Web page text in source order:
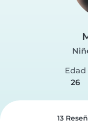
Edad
26
13